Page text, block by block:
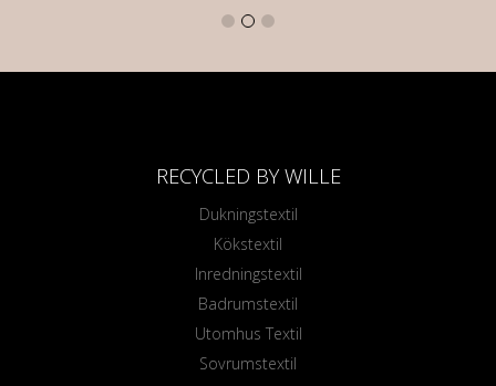
RECYCLED BY WILLE
Dukningstextil
Kökstextil
Inredningstextil
Badrumstextil
Utomhus Textil
Sovrumstextil